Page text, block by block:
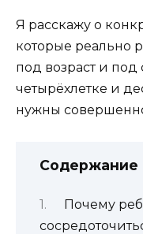
Я расскажу о
которые реально
под возраст и
четырёхлетке и
нужны
Содержание
Почему